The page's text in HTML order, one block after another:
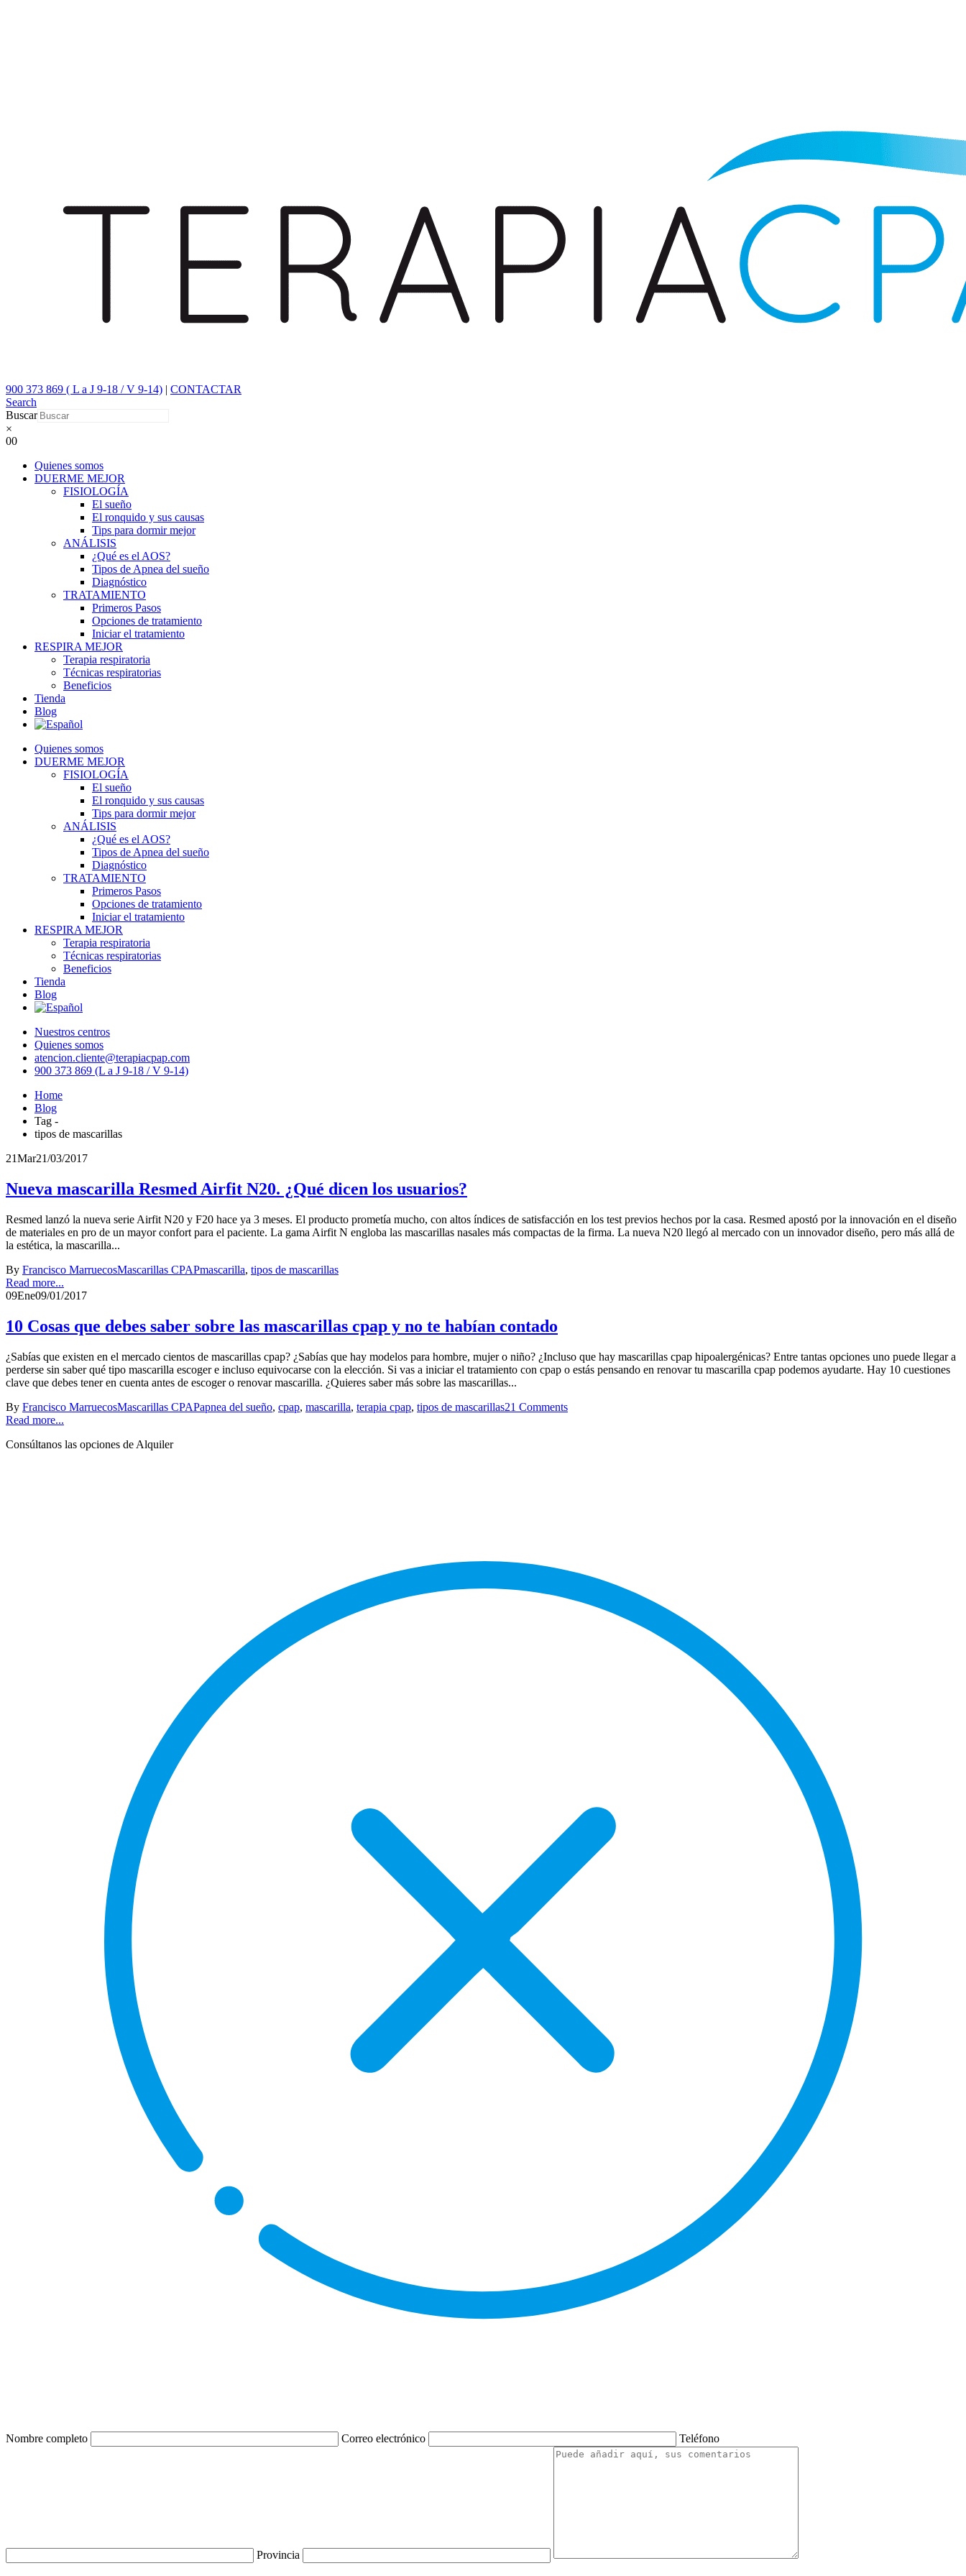
900 373 869 ( L a J 9-18 / V 9-14) | CONTACTAR
Search
Buscar
×
00
Quienes somos
DUERME MEJOR
FISIOLOGÍA
El sueño
El ronquido y sus causas
Tips para dormir mejor
ANÁLISIS
¿Qué es el AOS?
Tipos de Apnea del sueño
Diagnóstico
TRATAMIENTO
Primeros Pasos
Opciones de tratamiento
Iniciar el tratamiento
RESPIRA MEJOR
Terapia respiratoria
Técnicas respiratorias
Beneficios
Tienda
Blog
Quienes somos
DUERME MEJOR
FISIOLOGÍA
El sueño
El ronquido y sus causas
Tips para dormir mejor
ANÁLISIS
¿Qué es el AOS?
Tipos de Apnea del sueño
Diagnóstico
TRATAMIENTO
Primeros Pasos
Opciones de tratamiento
Iniciar el tratamiento
RESPIRA MEJOR
Terapia respiratoria
Técnicas respiratorias
Beneficios
Tienda
Blog
Nuestros centros
Quienes somos
atencion.cliente@terapiacpap.com
900 373 869 (L a J 9-18 / V 9-14)
Home
Blog
Tag -
tipos de mascarillas
21Mar21/03/2017
Nueva mascarilla Resmed Airfit N20. ¿Qué dicen los usuarios?
Resmed lanzó la nueva serie Airfit N20 y F20 hace ya 3 meses. El producto prometía mucho, con altos índices de satisfacción en los test previos hechos por la casa. Resmed apostó por la innovación en el diseño
de materiales en pro de un mayor confort para el paciente. La gama Airfit N engloba las mascarillas nasales más compactas de la firma. La nueva N20 llegó al mercado con un innovador diseño, pero más allá de
la estética, la mascarilla...
By Francisco MarruecosMascarillas CPAPmascarilla, tipos de mascarillas
Read more...
09Ene09/01/2017
10 Cosas que debes saber sobre las mascarillas cpap y no te habían contado
¿Sabías que existen en el mercado cientos de mascarillas cpap? ¿Sabías que hay modelos para hombre, mujer o niño? ¿Incluso que hay mascarillas cpap hipoalergénicas? Entre tantas opciones uno puede llegar a
perderse sin saber qué tipo mascarilla escoger e incluso equivocarse con la elección. Si vas a iniciar el tratamiento con cpap o estás pensando en renovar tu mascarilla cpap podemos ayudarte. Hay 10 cuestiones
clave que debes tener en cuenta antes de escoger o renovar mascarilla. ¿Quieres saber más sobre las mascarillas...
By Francisco MarruecosMascarillas CPAPapnea del sueño, cpap, mascarilla, terapia cpap, tipos de mascarillas21 Comments
Read more...
Consúltanos las opciones de Alquiler
Nombre completo Correo electrónico Teléfono
Provincia